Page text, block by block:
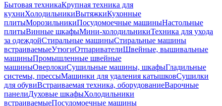
Бытовая техникаКрупная техника для
кухниХолодильникиВытяжкиКухонные
плитыМорозильникиПосудомоечные машиныНастольные
плитыВинные шкафыМини-холодильникиТехника для ухода
за одеждойСтиральные машиныСтиральные машины
встраиваемыеУтюгиОтпаривателиШвейные, вышивальные
машиныПромышленные швейные
машиныОверлокиСушильные машины, шкафыГладильные
системы, прессыМашинки для удаления катышковСушилки
для обувиВстраиваемая техника, оборудованиеВарочные
панелиДуховые шкафыХолодильники
встраиваемыеПосудомоечные машины